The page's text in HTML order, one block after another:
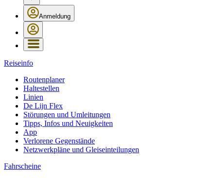
Anmeldung
Reiseinfo
Routenplaner
Haltestellen
Linien
De Lijn Flex
Störungen und Umleitungen
Tipps, Infos und Neuigkeiten
App
Verlorene Gegenstände
Netzwerkpläne und Gleiseinteilungen
Fahrscheine